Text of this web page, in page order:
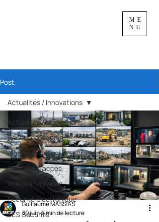
ME
NU
Post
Actualités / Innovations
Sécurité incendie
Alarme et détection intrusion
Contrôle d'accès
Vidéosurveillance
Sécurité électronique
SES Sécurité
Actualités / Innovations
Guillaume MASSIAS
30 juin6 min de lecture